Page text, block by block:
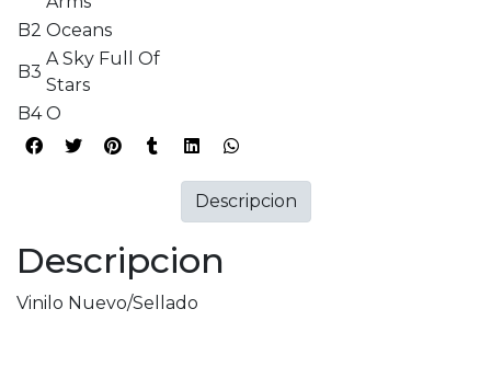
B2 Oceans
B3
A Sky Full Of
Stars
B4 O
Descripcion
Vinilo Nuevo/Sellado
Descripcion